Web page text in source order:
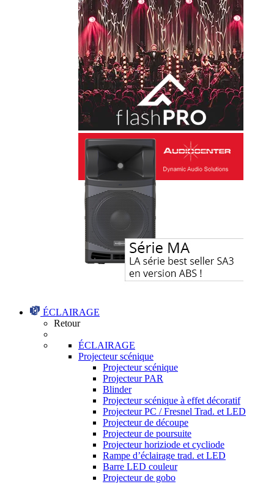
ÉCLAIRAGE
Retour
ÉCLAIRAGE
Projecteur scénique
Projecteur scénique
Projecteur PAR
Blinder
Projecteur scénique à effet décoratif
Projecteur PC / Fresnel Trad. et LED
Projecteur de découpe
Projecteur de poursuite
Projecteur horiziode et cycliode
Rampe d’éclairage trad. et LED
Barre LED couleur
Projecteur de gobo